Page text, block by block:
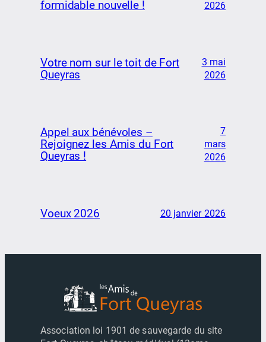
formidable nouvelle !
2026
Votre nom sur le toit de Fort
Queyras
3 mai
2026
Appel aux bénévoles –
Rejoignez les Amis du Fort
Queyras !
7
mars
2026
Voeux 2026 20 janvier 2026
Association loi 1901 de sauvegarde du site